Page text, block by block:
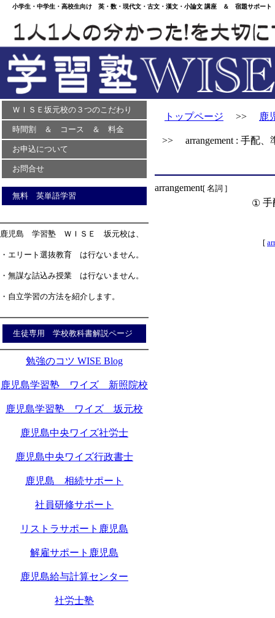
小学生・中学生・高校生向け 英・数・現代文・古文・漢文・小論文 講座 ＆ 宿題サポー
ＷＩＳＥ坂元校の３つのこだわり
時間割 ＆ コース ＆ 料金
お申込について
お問合せ
無料 英単語学習
鹿児島 学習塾 ＷＩＳＥ 坂元校は、
・エリート選抜教育 は行ないません。
・無謀な詰込み授業 は行ないません。
・自立学習の方法を紹介します。
生徒専用 学校教科書解説ページ
勉強のコツ WISE Blog
鹿児島学習塾 ワイズ 新照院校
鹿児島学習塾 ワイズ 坂元校
鹿児島中央ワイズ社労士
鹿児島中央ワイズ行政書士
鹿児島 相続サポート
社員研修サポート
リストラサポート鹿児島
解雇サポート鹿児島
鹿児島給与計算センター
社労士塾
トップページ >> 鹿
>> arrangement : 手配、
arrangement[ 名詞 ]
① 手
[